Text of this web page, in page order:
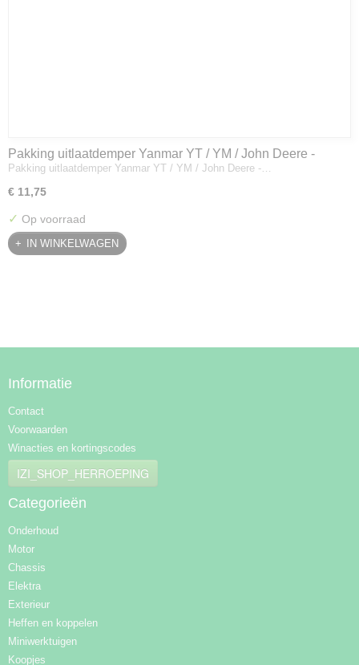
Pakking uitlaatdemper Yanmar YT / YM / John Deere -
128300-13230
Pakking uitlaatdemper Yanmar YT / YM / John Deere -…
€ 11,75
✓ Op voorraad
IN WINKELWAGEN
Informatie
Contact
Voorwaarden
Winacties en kortingscodes
IZI_SHOP_HERROEPING
Categorieën
Onderhoud
Motor
Chassis
Elektra
Exterieur
Heffen en koppelen
Miniwerktuigen
Koopjes